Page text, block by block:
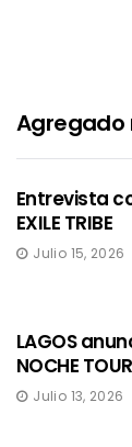
Entrevista
EXILE TRIBE
Julio 15, 2026
LAGOS
NOCHE
Julio 13, 2026